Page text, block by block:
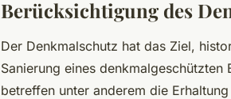
Berücksichtigung des
Der Denkmalschutz hat das Ziel,
Sanierung eines
betreffen unter anderem die